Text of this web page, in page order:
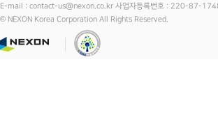
E-mail : contact-us@nexon.co.kr 사업자등록번호 : 220-87-
© NEXON Korea Corporation All Rights Reserved.